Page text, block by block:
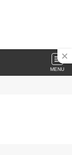
MENU